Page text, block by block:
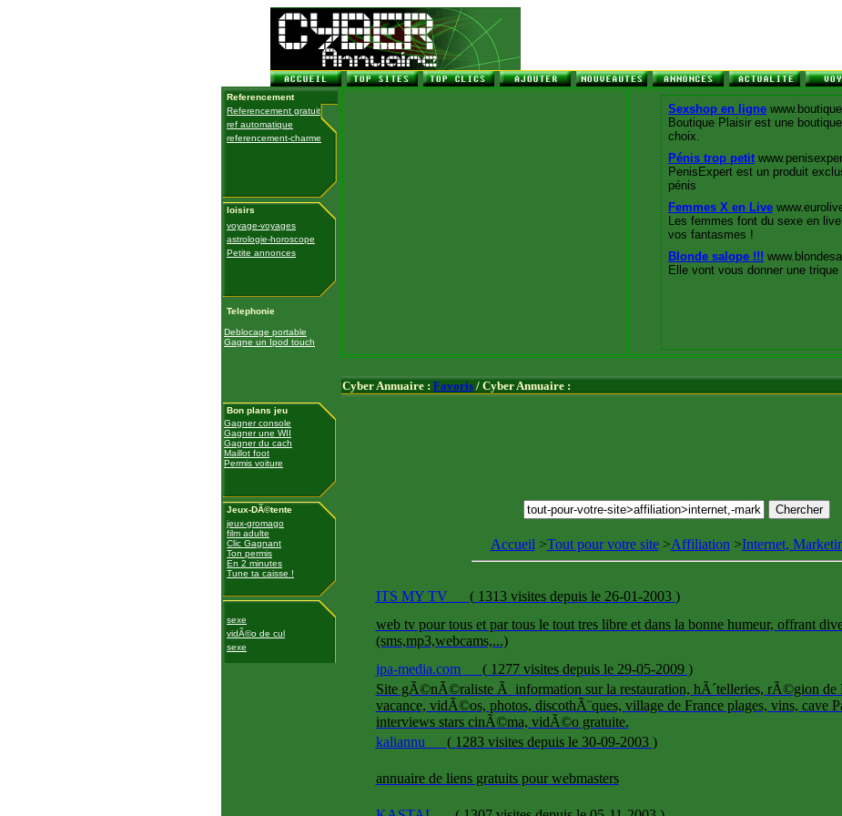
Referencement
Referencement gratuit
ref automatique
referencement-charme
loisirs
voyage-voyages
astrologie-horoscope
Petite annonces
Telephonie
Deblocage portable
Gagne un Ipod touch
Bon plans jeu
Gagner console
Gagner une WII
Gagner du cach
Maillot foot
Permis voiture
Jeux-DÃ©tente
jeux-gromago
film adulte
Clic Gagnant
Ton permis
En 2 minutes
Tune ta caisse !
sexe
vidÃ©o de cul
sexe
Cyber Annuaire : Favoris / Cyber Annuaire :
Accueil >Tout pour votre site>Affiliation >Internet,
ITS MY TV (1313 visites depuis le 26-01-2003 )
web tv pour tous et par tous le tout tres libre et dans la bonne humeur, offrant
(sms,mp3,webcams,...)
jpa-media.com
(1277 visites depuis le 29-05-2009 )
Site gÃ©nÃ©raliste Ã information sur la restauration, hÃ´telleries, rÃ©gion de
vacance, vidÃ©os, photos, discothÃ¨ques, village de France plages, vins, cave
interviews stars cinÃ©ma, vidÃ©o gratuite.
kaliannu
(1283 visites depuis le 30-09-2003 )
annuaire de liens gratuits pour webmasters